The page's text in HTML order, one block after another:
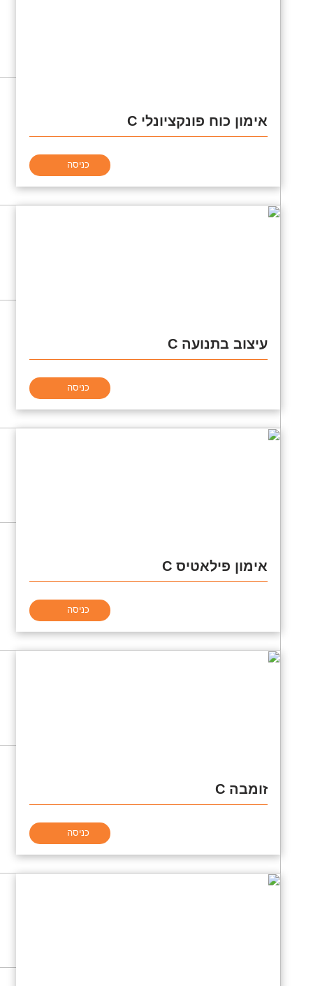
אימון כוח פונקציונלי C
כניסה
עיצוב בתנועה C
כניסה
אימון פילאטיס C
כניסה
זומבה C
כניסה